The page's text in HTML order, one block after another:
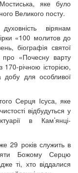
яке було
Великого посту.
вірянам
«100 молитов до
біографія святої
про «Почесну варту
річною історією,
для особливої
Серця Ісуса, яке
відбудуться у
в Кам’янці-
29 років служить в
Божому Серцю
ті, хто віддалися